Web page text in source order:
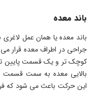
باند معده
باند معده یا همان عمل
جراحی در اطراف معده قرار
کوچک تر و یک قسمت پایین
بالایی معده به سمت قسمت
این حرکت باعث می شود که